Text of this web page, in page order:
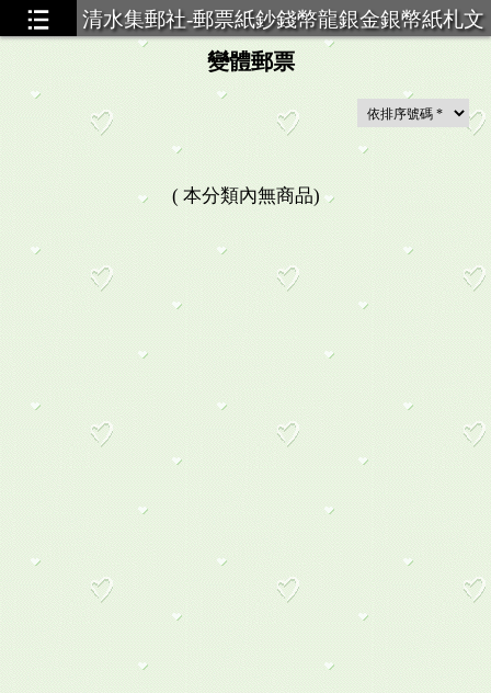
清水集郵社-郵票紙鈔錢幣龍銀金銀幣紙札文
獻買賣
變體郵票
( 本分類內無商品)